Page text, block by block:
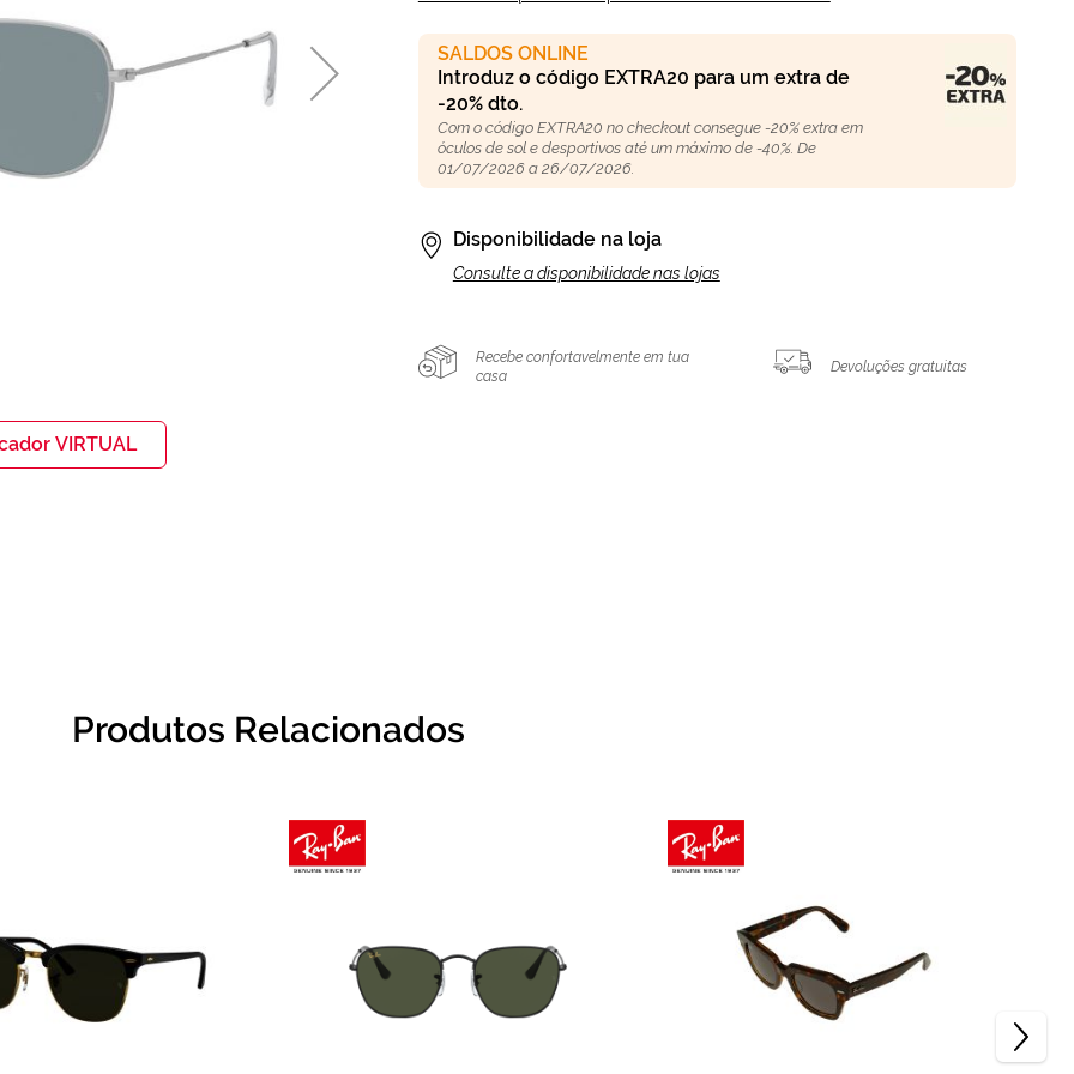
VIRTUAL
SALDOS ONLINE
Introduz o código EXTRA20 para um extra de
-20% dto.
Com o código EXTRA20 no checkout consegue -20% extra em
óculos de sol e desportivos até um máximo de -40%. De
01/07/2026 a 26/07/2026.
Disponibilidade na loja
Consulte a disponibilidade nas lojas
Recebe confortavelmente em tua
casa
Devoluções gratuitas
Produtos Relacionados